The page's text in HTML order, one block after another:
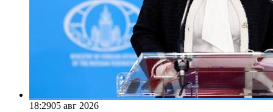
18:2905 авг 2026